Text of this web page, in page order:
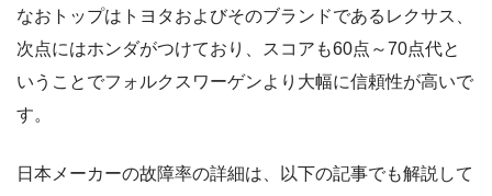
なおトップはトヨタおよびそのブランドであるレクサス、
次点にはホンダがつけており、スコアも60点～70点代と
いうことでフォルクスワーゲンより大幅に信頼性が高いで
す。
日本メーカーの故障率の詳細は、以下の記事でも解説して